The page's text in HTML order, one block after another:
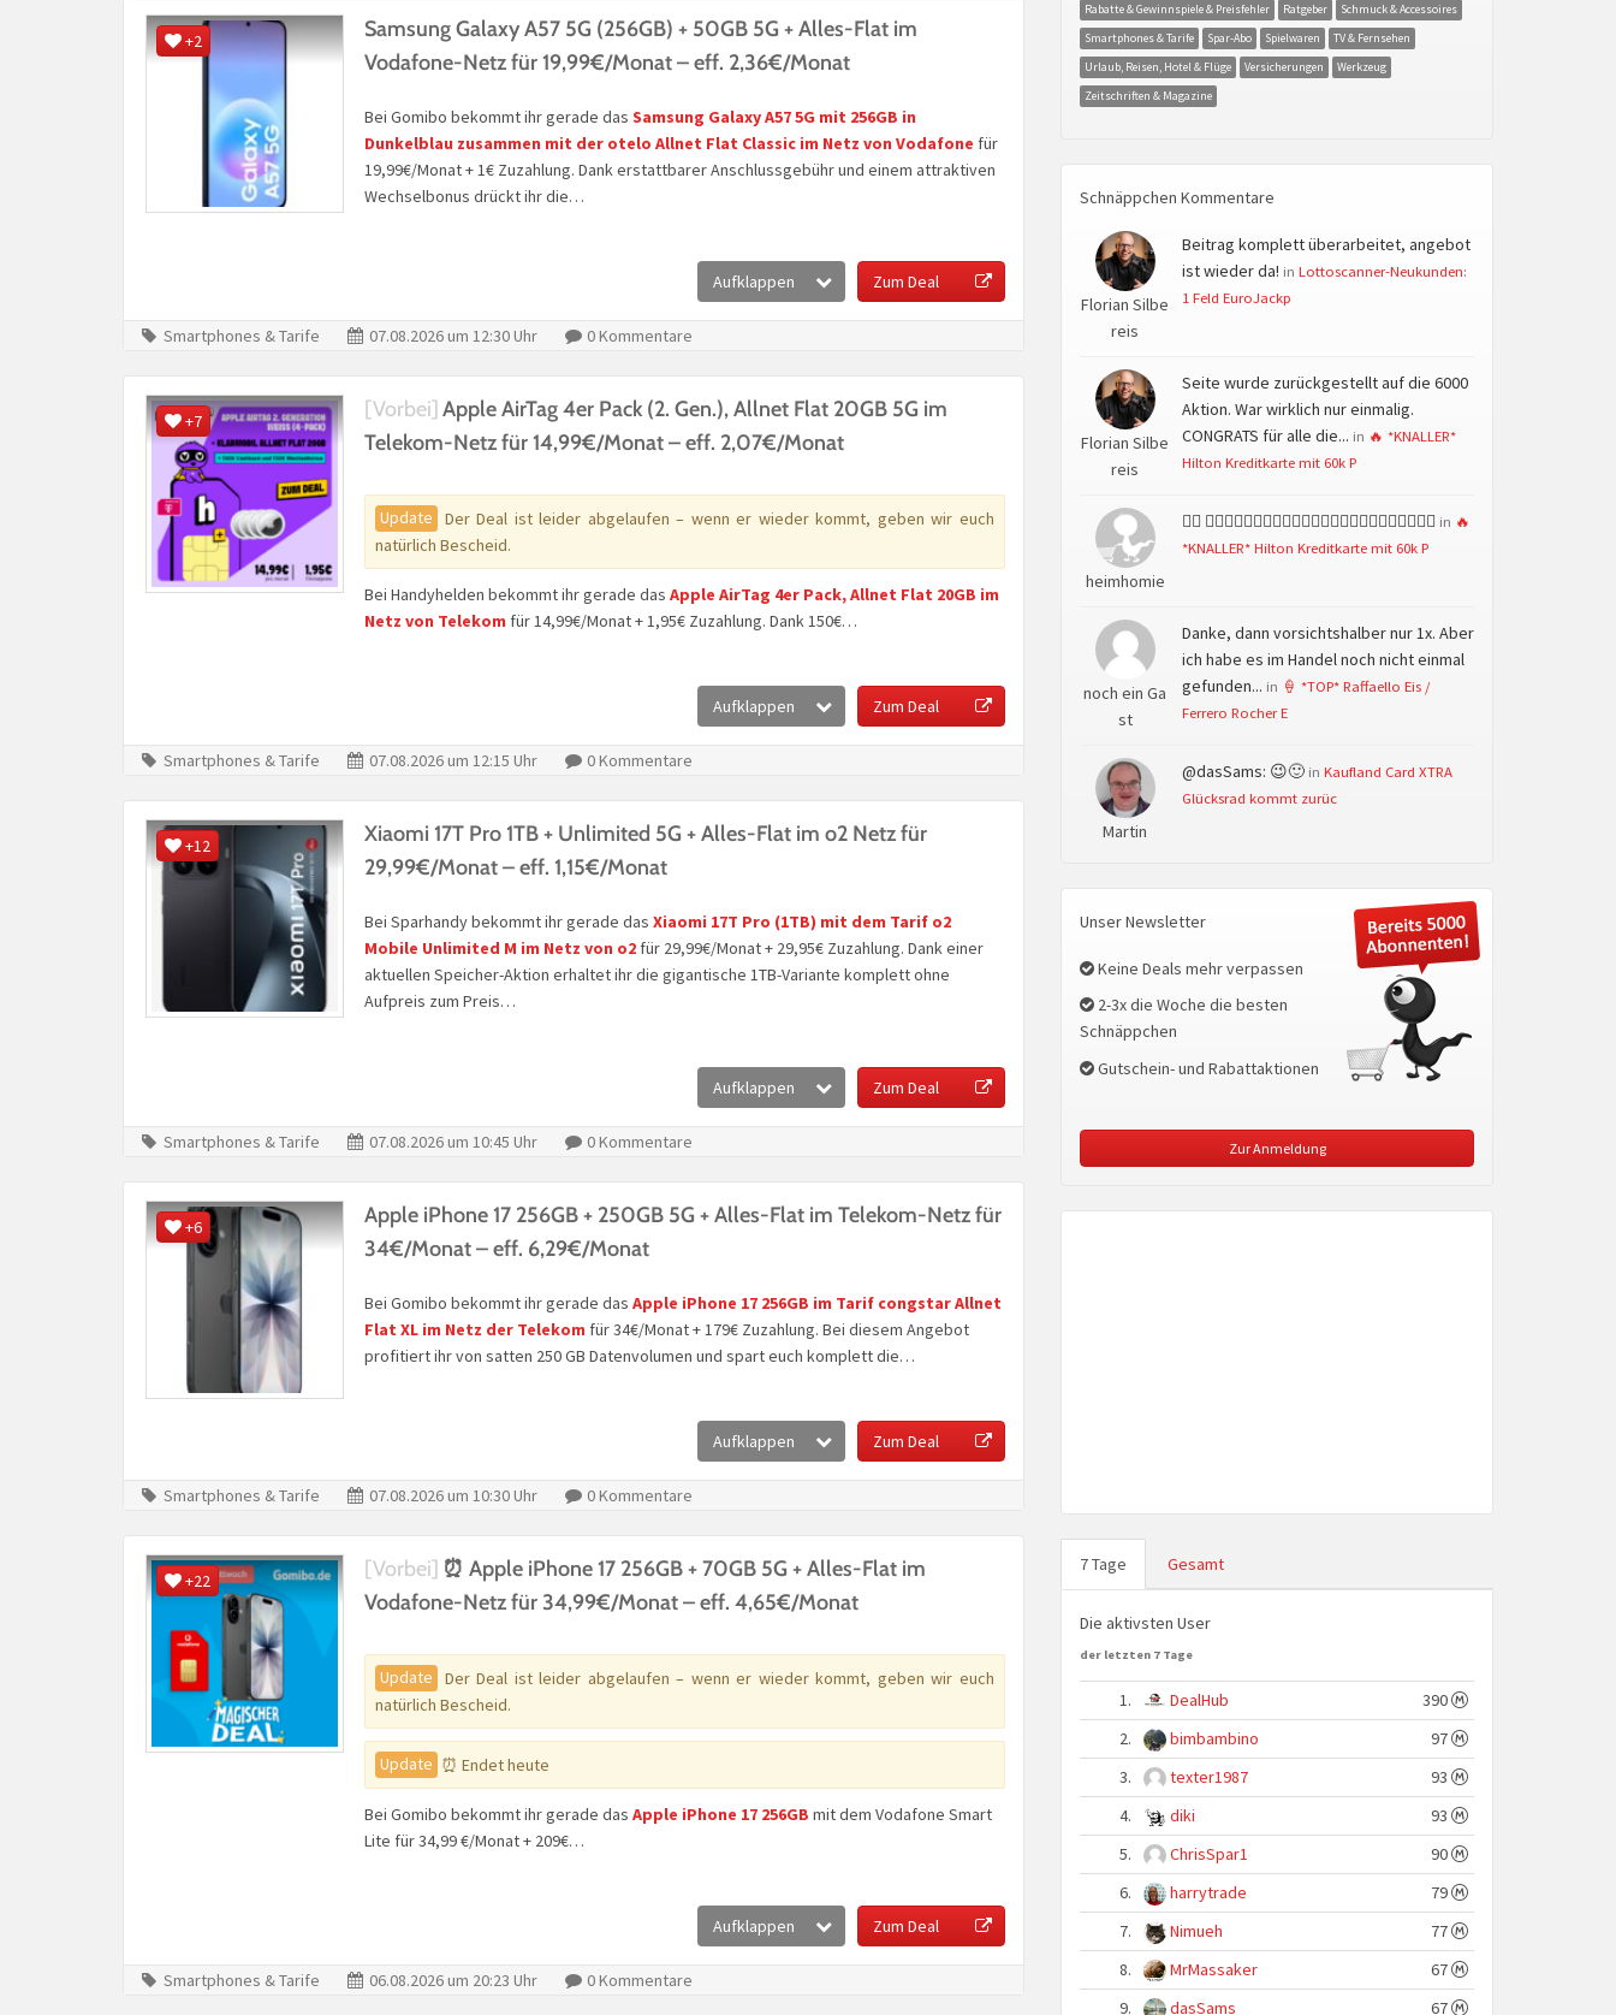
+2
Samsung Galaxy A57 5G (256GB) + 50GB 5G + Alles-Flat im
Vodafone-Netz für 19,99€/Monat – eff. 2,36€/Monat
Bei Gomibo bekommt ihr gerade das Samsung Galaxy A57 5G mit 256GB in
Dunkelblau zusammen mit der otelo Allnet Flat Classic im Netz von Vodafone für
19,99€/Monat + 1€ Zuzahlung. Dank erstattbarer Anschlussgebühr und einem attraktiven
Wechselbonus drückt ihr die…
Aufklappen Zum Deal
Smartphones & Tarife 07.08.2026 um 12:30 Uhr 0 Kommentare
+7 [Vorbei] Apple AirTag 4er Pack (2. Gen.), Allnet Flat 20GB 5G im
Telekom-Netz für 14,99€/Monat – eff. 2,07€/Monat
Update
Der Deal ist leider abgelaufen – wenn er wieder kommt, geben wir euch
natürlich Bescheid.
Bei Handyhelden bekommt ihr gerade das Apple AirTag 4er Pack, Allnet Flat 20GB im
Netz von Telekom für 14,99€/Monat + 1,95€ Zuzahlung. Dank 150€…
Aufklappen Zum Deal
Smartphones & Tarife 07.08.2026 um 12:15 Uhr 0 Kommentare
+12
Xiaomi 17T Pro 1TB + Unlimited 5G + Alles-Flat im o2 Netz für
29,99€/Monat – eff. 1,15€/Monat
Bei Sparhandy bekommt ihr gerade das Xiaomi 17T Pro (1TB) mit dem Tarif o2
Mobile Unlimited M im Netz von o2 für 29,99€/Monat + 29,95€ Zuzahlung. Dank einer
aktuellen Speicher-Aktion erhaltet ihr die gigantische 1TB-Variante komplett ohne
Aufpreis zum Preis…
Aufklappen Zum Deal
Smartphones & Tarife 07.08.2026 um 10:45 Uhr 0 Kommentare
+6
Apple iPhone 17 256GB + 250GB 5G + Alles-Flat im Telekom-Netz für
34€/Monat – eff. 6,29€/Monat
Bei Gomibo bekommt ihr gerade das Apple iPhone 17 256GB im Tarif congstar Allnet
Flat XL im Netz der Telekom für 34€/Monat + 179€ Zuzahlung. Bei diesem Angebot
profitiert ihr von satten 250 GB Datenvolumen und spart euch komplett die…
Aufklappen Zum Deal
Smartphones & Tarife 07.08.2026 um 10:30 Uhr 0 Kommentare
+22 [Vorbei] ⏰ Apple iPhone 17 256GB + 70GB 5G + Alles-Flat im
Vodafone-Netz für 34,99€/Monat – eff. 4,65€/Monat
Update
Der Deal ist leider abgelaufen – wenn er wieder kommt, geben wir euch
natürlich Bescheid.
Update ⏰ Endet heute
Bei Gomibo bekommt ihr gerade das Apple iPhone 17 256GB mit dem Vodafone Smart
Lite für 34,99 €/Monat + 209€…
Aufklappen Zum Deal
Smartphones & Tarife 06.08.2026 um 20:23 Uhr 0 Kommentare
Rabatte & Gewinnspiele & Preisfehler
Ratgeber
Schmuck & Accessoires
Smartphones & Tarife
Spar-Abo Spielwaren
TV & Fernsehen
Urlaub, Reisen, Hotel & Flüge
Versicherungen
Werkzeug
Zeitschriften & Magazine
Schnäppchen Kommentare
Florian Silbe
reis
Beitrag komplett überarbeitet, angebot
ist wieder da! in Lottoscanner-Neukunden:
1 Feld EuroJackp
Florian Silbe
reis
Seite wurde zurückgestellt auf die 6000
Aktion. War wirklich nur einmalig.
CONGRATS für alle die... in 🔥 *KNALLER*
Hilton Kreditkarte mit 60k P
heimhomie
👍🏻 👍🏻👍🏻👍🏻👍🏻👍🏻👍🏻👍🏻👍🏻👍🏻👍🏻👍🏻👍🏻 in 🔥
*KNALLER* Hilton Kreditkarte mit 60k P
noch ein Ga
st
Danke, dann vorsichtshalber nur 1x. Aber
ich habe es im Handel noch nicht einmal
gefunden... in 🍦 *TOP* Raffaello Eis /
Ferrero Rocher E
Martin
@dasSams: 😉🙂 in Kaufland Card XTRA
Glücksrad kommt zurüc
Unser Newsletter
Keine Deals mehr verpassen
2-3x die Woche die besten
Schnäppchen
Gutschein- und Rabattaktionen
Zur Anmeldung
7 Tage Gesamt
Die aktivsten User
der letzten 7 Tage
1. DealHub
390
2.
bimbambino
97
3.
texter1987
93
4.
diki
93
5.
ChrisSpar1
90
6.
harrytrade
79
7.
Nimueh
77
8.
MrMassaker
67
9.
dasSams 67